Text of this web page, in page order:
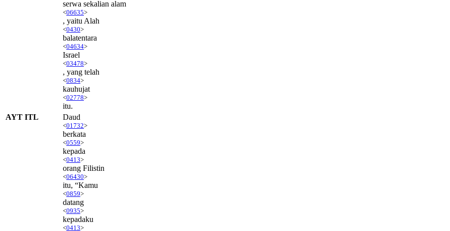
serwa sekalian alam
<06635>
, yaitu Alah
<0430>
balatentara
<04634>
Israel
<03478>
, yang telah
<0834>
kauhujat
<02778>
itu.
AYT ITL
Daud
<01732>
berkata
<0559>
kepada
<0413>
orang Filistin
<06430>
itu, “Kamu
<0859>
datang
<0935>
kepadaku
<0413>